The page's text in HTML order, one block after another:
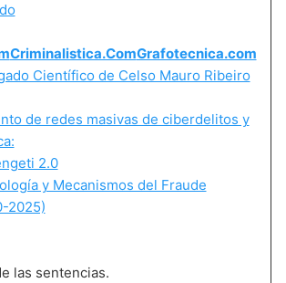
Criminalistica.ComGrafotecnica.com
Científico de Celso Mauro Ribeiro
de redes masivas de ciberdelitos y
2.0
y Mecanismos del Fraude
2025)
las sentencias.